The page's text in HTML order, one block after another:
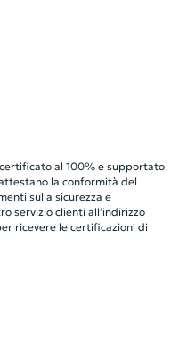
al 100% e supportato
la conformità del
sulla sicurezza e
servizio clienti all’indirizzo
ricevere le certificazioni di